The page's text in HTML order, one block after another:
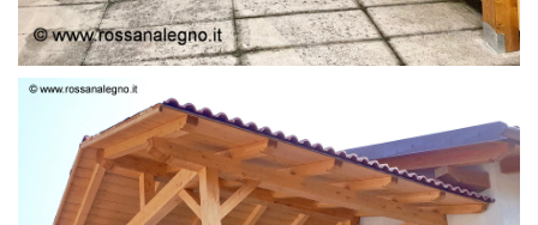
STRUTTURA LAMELLARE PRETAGLIATO